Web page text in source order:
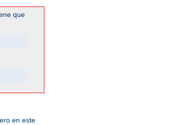
que
en este